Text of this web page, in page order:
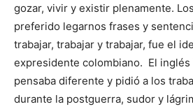
gozar, vivir y existir plenamente.
preferido legarnos frases y
trabajar, trabajar y trabajar, fue el
expresidente colombiano. El
pensaba diferente y pidió a los
durante la postguerra, sudor y